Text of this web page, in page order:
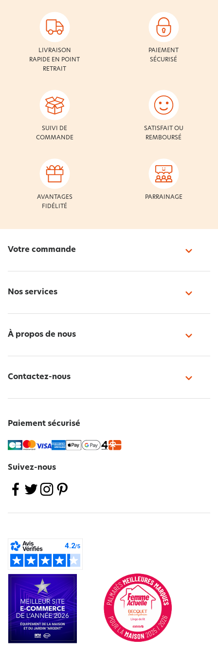
LIVRAISON
RAPIDE EN POINT
RETRAIT
PAIEMENT
SÉCURISÉ
SUIVI DE
COMMANDE
SATISFAIT OU
REMBOURSÉ
AVANTAGES
FIDÉLITÉ
PARRAINAGE
Votre commande
Nos services
À propos de nous
Contactez-nous
Paiement sécurisé
Suivez-nous